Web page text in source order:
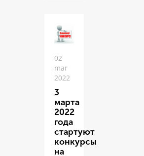
02
mar
2022
3
марта
2022
года
стартуют
конкурсы
на